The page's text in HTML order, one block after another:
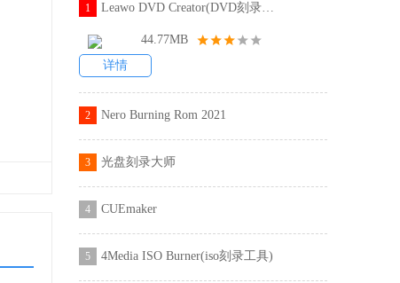
1 Leawo DVD Creator(DVD刻录工具)
44.77MB
详情
2 Nero Burning Rom 2021
3 光盘刻录大师
4 CUEmaker
5 4Media ISO Burner(iso刻录工具)